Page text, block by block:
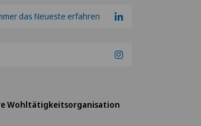
das Neueste erfahren
Wohltätigkeitsorganisation